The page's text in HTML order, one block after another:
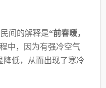
间的解释是“前春暖，
中，
因为有强冷空气
降低，从而出现了寒冷